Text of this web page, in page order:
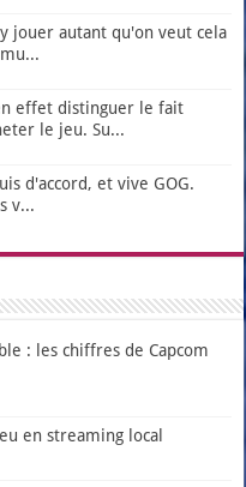
jouer autant qu'on veut cela
effet distinguer le fait
le jeu. Su...
d'accord, et vive GOG.
v...
: les chiffres de Capcom
en streaming local